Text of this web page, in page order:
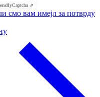
Captcha ⇗
смо вам имејл за потврду